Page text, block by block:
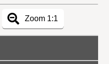
Zoom 1:1